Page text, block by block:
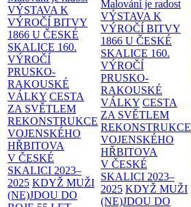
VÝSTAVA K
VÝROČÍ BITVY
1866 U ČESKÉ
SKALICE 160.
VÝROČÍ
PRUSKO-
RAKOUSKÉ
VÁLKY CESTA
ZA SVĚTLEM
REKONSTRUKCE
VOJENSKÉHO
HŘBITOVA
V ČESKÉ
SKALICI 2023–
2025 KDYŽ MUŽI
(NE)JDOU DO
Malování je radost
VÝSTAVA K
VÝROČÍ BITVY
1866 U ČESKÉ
SKALICE 160.
VÝROČÍ
PRUSKO-
RAKOUSKÉ
VÁLKY CESTA
ZA SVĚTLEM
REKONSTRUKCE
VOJENSKÉHO
HŘBITOVA
V ČESKÉ
SKALICI 2023–
2025 KDYŽ MUŽI
(NE)JDOU DO